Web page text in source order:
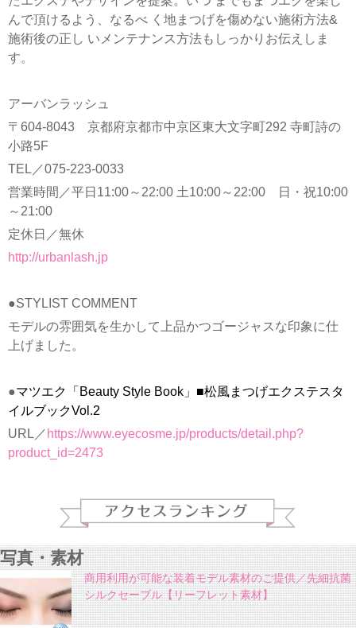
んで頂けるよう、なるべ く地まつげを傷めない施術方法&
施術後の正し いメンテナンス方法もしっかりお伝えしま
す。
アーバンラッシュ
〒604-8043 京都府京都市中京区東大文字町292 寺町詩の
小路5F
TEL／075-223-0033
営業時間／平日11:00～22:00 土10:00～22:00 日・祝10:00
～21:00
定休日／無休
http://urbanlash.jp
●STYLIST COMMENT
モデルの雰囲気を生かして上品かつゴージャスな印象に仕
上げました。
●マツエク「Beauty Style Book」■松風まつげエクステスタ
イルブックVol.2
URL／https://www.eyecosme.jp/products/detail.php?
product_id=2473
写真・素材
商用利用が可能な装着モデル素材のご提供／先細抗菌
シルクセーブル【リーフレット素材】